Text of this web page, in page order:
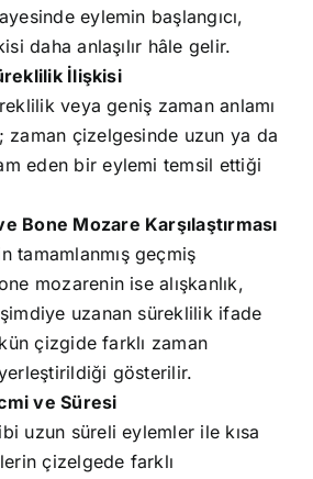
eylemin başlangıcı,
daha anlaşılır hâle gelir.
İlişkisi
veya geniş zaman anlamı
zaman çizelgesinde uzun ya da
eden bir eylemi temsil ettiği
Bone Mozare Karşılaştırması
tamamlanmış geçmiş
mozarenin ise alışkanlık,
uzanan süreklilik ifade
çizgide farklı zaman
gösterilir.
ve Süresi
uzun süreli eylemler ile kısa
çizelgede farklı